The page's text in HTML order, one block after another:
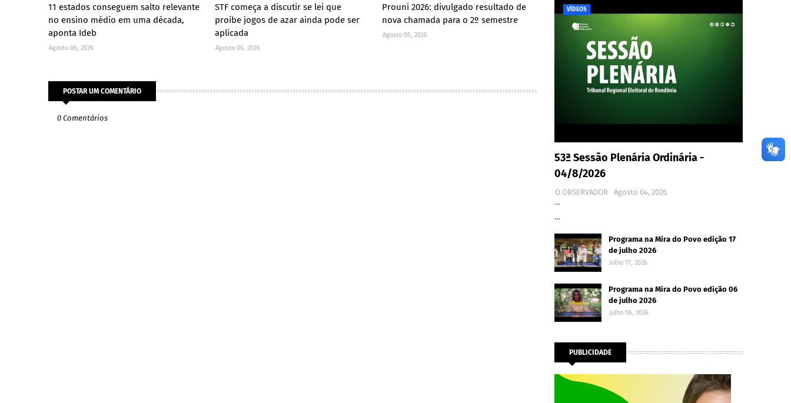
11 estados conseguem salto relevante
no ensino médio em uma década,
aponta Ideb
Agosto 06, 2026
STF começa a discutir se lei que
proíbe jogos de azar ainda pode ser
aplicada
Agosto 06, 2026
Prouni 2026: divulgado resultado de
nova chamada para o 2º semestre
Agosto 05, 2026
POSTAR UM COMENTÁRIO
0 Comentários
VÍDEOS
53ª Sessão Plenária Ordinária -
04/8/2026
O OBSERVADOR
Agosto 04, 2026
…
…
Programa na Mira do Povo edição 17
de julho 2026
Julho 17, 2026
Programa na Mira do Povo edição 06
de julho 2026
Julho 06, 2026
PUBLICIDADE